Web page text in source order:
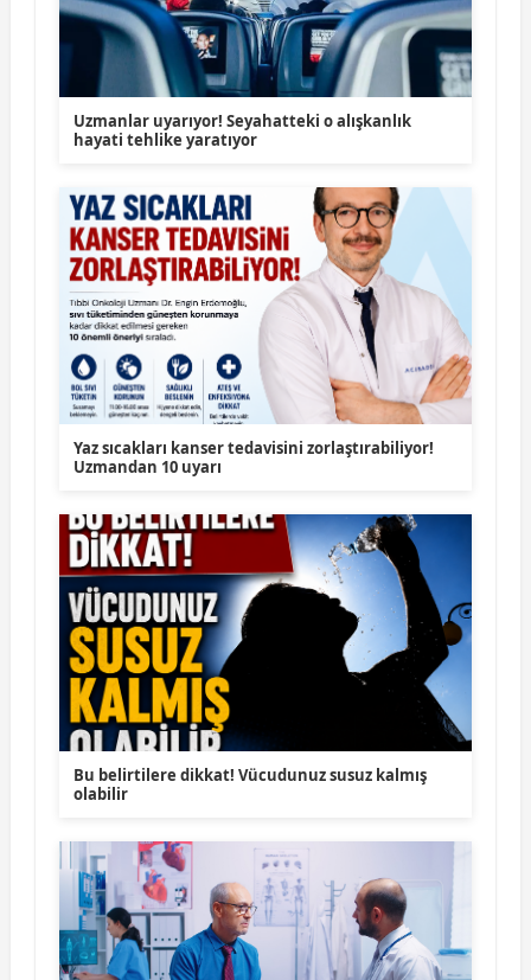
Uzmanlar uyarıyor! Seyahatteki o alışkanlık
hayati tehlike yaratıyor
Yaz sıcakları kanser tedavisini zorlaştırabiliyor!
Uzmandan 10 uyarı
Bu belirtilere dikkat! Vücudunuz susuz kalmış
olabilir